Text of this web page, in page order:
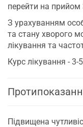
перейти на прийом
З урахуванням
та стану хворого
лікування та
Курс лікування - 3-
Підвищена